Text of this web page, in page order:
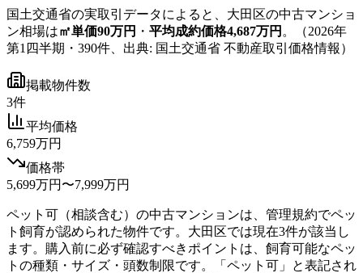
国土交通省の実取引データによると、 大田区の中古マンショ
ン相場は㎡単価90万円 ・ 平均成約価格4,687万円 。 （2026年
第1四半期 ・ 390件、出典: 国土交通省 不動産取引価格情報）
掲載物件数
3件
平均価格
6,759万円
価格帯
5,699万円〜7,999万円
ペット可（相談含む）の中古マンションは、管理規約でペッ
ト飼育が認められた物件です。大田区では現在3件が該当し
ます。購入前に必ず確認すべきポイントは、飼育可能なペッ
トの種類・サイズ・頭数制限です。「ペット可」と表記され